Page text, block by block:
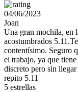
04/06/2023
Joan
Una gran mochila, en
acostumbrados
contentísimo. Seguro
el trabajo, ya que
discreto pero sin
repito 5.11
5 estrellas